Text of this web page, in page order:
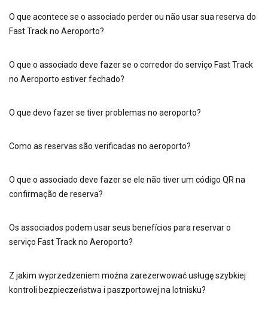
O que acontece se o associado perder ou não usar sua reserva do
Fast Track no Aeroporto?
O que o associado deve fazer se o corredor do serviço Fast Track
no Aeroporto estiver fechado?
O que devo fazer se tiver problemas no aeroporto?
Como as reservas são verificadas no aeroporto?
O que o associado deve fazer se ele não tiver um código QR na
confirmação de reserva?
Os associados podem usar seus benefícios para reservar o
serviço Fast Track no Aeroporto?
Z jakim wyprzedzeniem można zarezerwować usługę szybkiej
kontroli bezpieczeństwa i paszportowej na lotnisku?